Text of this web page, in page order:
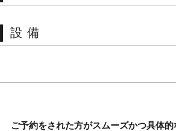
設備
ご予約をされた方がスムーズかつ具体